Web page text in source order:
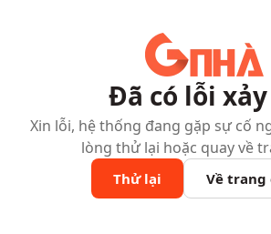
Đã có lỗi
Xin lỗi, hệ thống đang gặp sự cố
lòng thử lại hoặc quay về
Thử lại Về trang